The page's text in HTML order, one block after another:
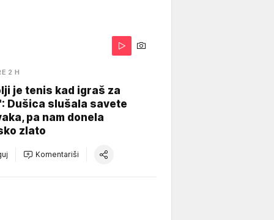
2 H
je tenis kad igraš za
Dušica slušala savete
pa nam donela
zlato
Komentariši